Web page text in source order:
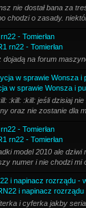
nie dostał bana za
chodzi o zasady.
- Tomierłan
rn22 - Tomierłan
dojadą na forum
w sprawie Wonsza i
w sprawie Wonsza i
:kill: :kill: jeśli dzisiaj
oraz nie zostanie dla
- Tomierłan
rn22 - Tomierłan
model 2010 ale dziwi
numer i nie chodzi mi
i napinacz rozrządu -
i napinacz
i cyferka jakby